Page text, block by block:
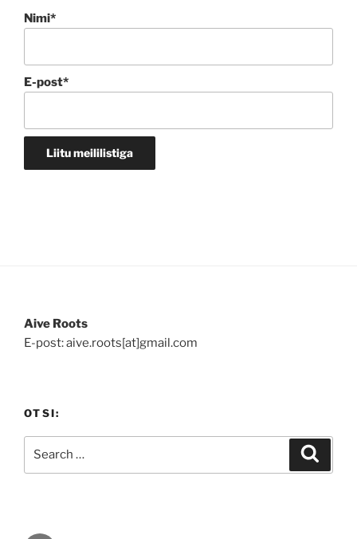
Nimi*
E-post*
Aive Roots
E-post: aive.roots[at]gmail.com
OTSI: